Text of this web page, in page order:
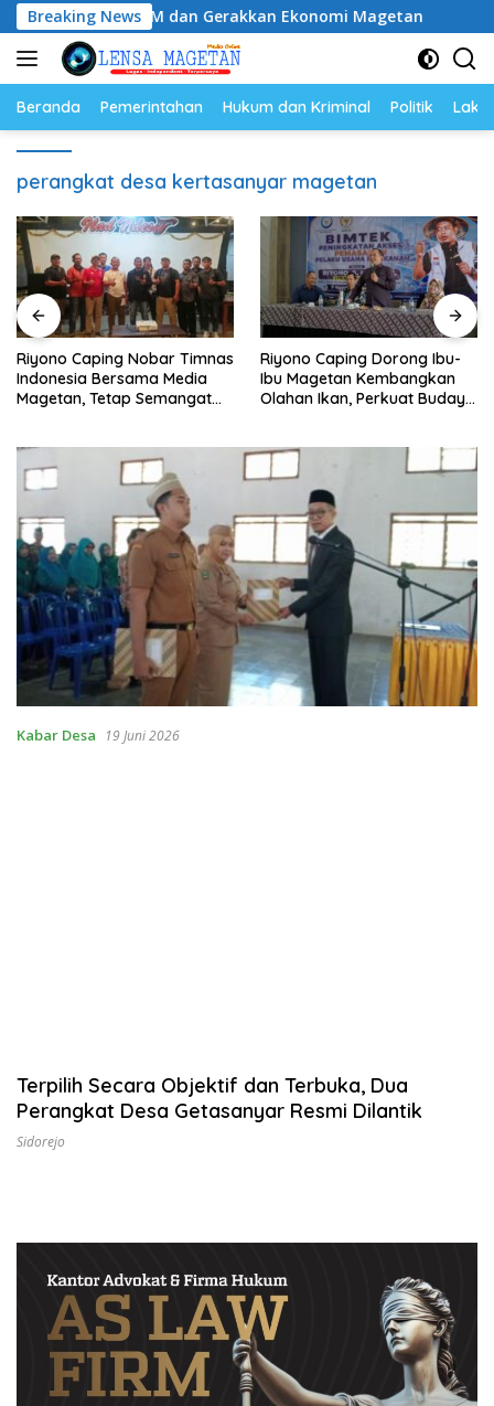
Langsung
ke
konten
Breaking News
SDM dan Gerakkan Ekonomi Magetan Riyono
Beranda Pemerintahan Hukum dan Kriminal Politik
perangkat desa kertasanyar magetan
Riyono Caping Nobar Timnas
Indonesia Bersama Media
Magetan, Tetap Semangat
Riyono Caping Dorong Ibu-
Ibu Magetan Kembangkan
Olahan Ikan, Perkuat Budaya
Kabar Desa 19 Juni 2026
Terpilih Secara Objektif dan Terbuka, Dua
Perangkat Desa Getasanyar Resmi Dilantik
Sidorejo